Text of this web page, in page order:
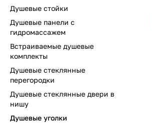
Душевые стойки
Душевые панели с
гидромассажем
Встраиваемые душевые
комплекты
Душевые стеклянные
перегородки
Душевые стеклянные двери в
нишу
Душевые уголки